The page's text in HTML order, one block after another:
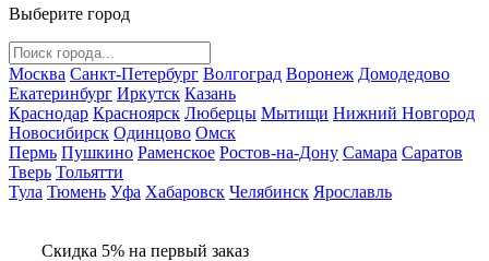
Выберите город
Москва Санкт-Петербург Волгоград Воронеж Домодедово
Екатеринбург Иркутск Казань
Краснодар Красноярск Люберцы Мытищи Нижний Новгород
Новосибирск Одинцово Омск
Пермь Пушкино Раменское Ростов-на-Дону Самара Саратов
Тверь Тольятти
Тула Тюмень Уфа Хабаровск Челябинск Ярославль
Скидка 5% на первый заказ